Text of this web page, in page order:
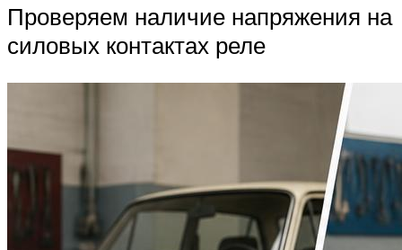
Проверяем наличие напряжения на
силовых контактах реле